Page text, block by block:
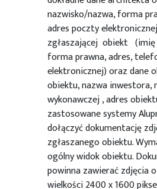
nazwisko/nazwa, forma
adres poczty
zgłaszającej obiekt (imię
forma prawna, adres,
elektronicznej) oraz dane
obiektu, nazwa inwestora,
wykonawczej , adres
zastosowane systemy
dołączyć dokumentację
zgłaszanego obiektu.
ogólny widok obiektu.
powinna zawierać zdjęcia
wielkości 2400 x 1600